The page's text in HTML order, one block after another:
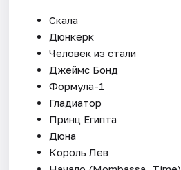
Скала
Дюнкерк
Человек из стали
Джеймс Бонд
Формула-1
Гладиатор
Принц Египта
Дюна
Король Лев